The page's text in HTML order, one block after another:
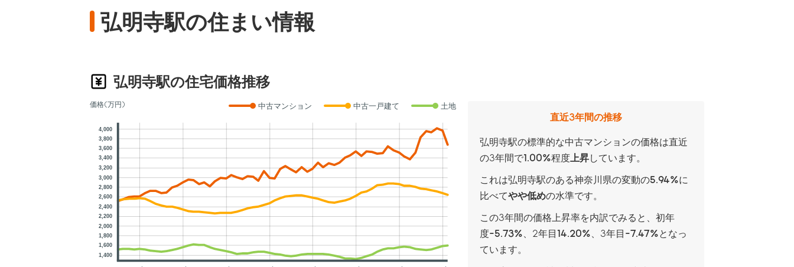
弘明寺駅の住まい情報
弘明寺駅の住宅価格推移
価格(万円) 中古マンション 中古一戸建て 土地
1,400
1,600
1,800
2,000
2,200
2,400
2,600
2,800
3,000
3,200
3,400
3,600
3,800
4,000
直近3年間の推移
弘明寺駅の標準的な中古マンションの価格は直近
の3年間で1.00%程度 上昇しています。
これは弘明寺駅のある神奈川県の変動の5.94%に
比べてやや低めの水準です。
この3年間の価格上昇率を内訳でみると、 初年
度-5.73% 2年目14.20% 3年目 -7.47%となっ
ています。